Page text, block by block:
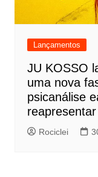
Lançamentos
JU KOSSO
uma nova
psicanálise
reapresentar
Rociclei